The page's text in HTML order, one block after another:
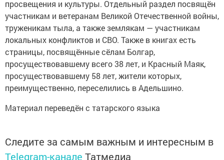
просвещения и культуры. Отдельный раздел посвящён
участникам и ветеранам Великой Оте­чественной войны,
труженикам тыла, а также землякам — участникам
локальных конфликтов и СВО. Также в книгах есть
страницы, посвящённые сёлам Болгар,
просуществовавшему всего 38 лет, и Красный Маяк,
просуществовавшему 58 лет, жители которых,
преимущественно, переселились в Адельшино.
Материал переведён с татарского языка
Следите за самым важным и интересным в
Telegram-канале Татмедиа